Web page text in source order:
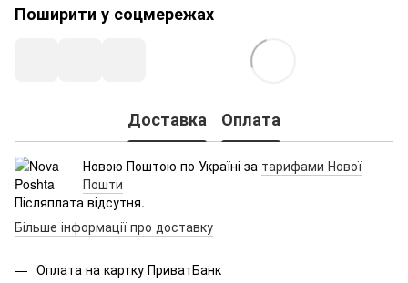
Поширити у соцмережах
Доставка Оплата
Новою Поштою по Україні за тарифами Нової
Пошти
Післяплата відсутня.
Більше інформації про доставку
Оплата на картку ПриватБанк